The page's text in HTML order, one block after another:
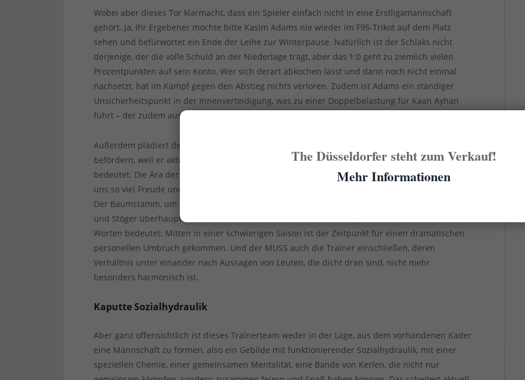
Wobei aber dieses Tor klarmacht, dass ein Spieler einfach nicht in eine Erstligamannschaft
gehört. Ja, Ihr Ergebener möchte bitte Kasim Adams nie wieder im F95-Trikot auf dem Platz
sehen und befürwortet ein Ende der Leihe zur Winterpause. Natürlich ist der Schlaks nicht
derjenige, der die volle Schuld an der Niederlage trägt, aber das 1:0 geht zu ziemlich vielen
Prozentpunkten auf sein Konto. Wer sich derart abkochen lässt und dann noch nicht einmal
nachsetzt, hat im Kampf gegen den Abstieg nichts verloren. Zudem ist Adams ein ständiger
Unsicherheitspunkt in der Innenverteidigung, was zu einer Doppelbelastung für Kaan Ayhan
führt – der zudem aus unerfindlichen Gründen wieder weit rechts draußen statt zentral agierte.
Außerdem plädiert der Ihrige dafür, genau diesen Kaan Ayhan bitte rasch zum Käpt’n zu
befördern, weil er aktuell der einzige ernsthafte Führungsspieler im Team ist. Was auch
bedeutet: Die Ära der Achse geht zuende oder ist schon vorbei. Gemeint ist das Konstrukt, das
uns so viel Freude und Sicherheit geschenkt hat: Rensing – Ayhan – Bodzek – Fink – Hennings.
Der Baumstamm, um den herum sich frische Blätter wie Lukebakio, Raman, aber auch Sobottka
und Stöger überhaupt erst entfalten konnten. Vorbei, Geschichte, perdu… Was mit anderen
Worten bedeutet: Mitten in einer schwierigen Saison ist der Zeitpunkt für einen dramatischen
personellen Umbruch gekommen. Und der MUSS auch die Trainer einschließen, deren
Verhältnis unter einander nach Aussagen von Leuten, die dicht dran sind, nicht mehr
besonders harmonisch ist.
Kaputte Sozialhydraulik
Aber ganz offensichtlich ist dieses Trainerteam weder in der Lage, aus dem vorhandenen Kader
eine Mannschaft zu formen, also ein Gebilde mit funktionierender Sozialhydraulik, mit einer
speziellen Chemie, einer gemeinsamen Mentalität, eine Bande von Kerlen, die nicht nur
The Düsseldorfer steht zum Verkauf!
Mehr Informationen